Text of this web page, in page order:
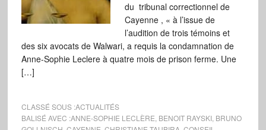
du tribunal correctionnel de
Cayenne , « à l’issue de
l’audition de trois témoins et
des six avocats de Walwari, a requis la condamnation de
Anne-Sophie Leclere à quatre mois de prison ferme. Une
[…]
CLASSÉ SOUS :ACTUALITÉS
BALISÉ AVEC :ANNE-SOPHIE LECLÈRE BENOIT RAYSKI, BRUNO